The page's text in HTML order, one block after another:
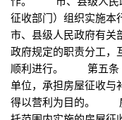
征收部门）组织实施
市、县级人民政府有关
政府规定的职责分工，
顺利进行。 第五条
单位，承担房屋征收与
得以营利为目的。 房